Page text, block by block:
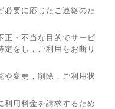
必要に応じたご連絡のた
正・不当な目的でサービ
をし，ご利用をお断り
や変更，削除，ご利用状
利用料金を請求するため